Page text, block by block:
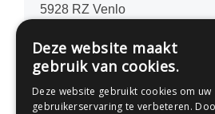
5928 RZ Venlo
077 - 741 07 41
info@drukwerkonline.nl
Deze website maakt
gebruik van cookies.
Deze website gebruikt cookies om uw
gebruikerservaring te verbeteren.